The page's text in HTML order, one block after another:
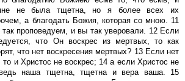
не была тщетна, но я более всех их
а благодать Божия, которая со мною. 11
проповедуем, и вы так уверовали. 12 Если
что Он воскрес из мертвых, то как
что нет воскресения мертвых? 13 Если нет
и Христос не воскрес; 14 а если Христос не
наша тщетна, тщетна и вера ваша. 15